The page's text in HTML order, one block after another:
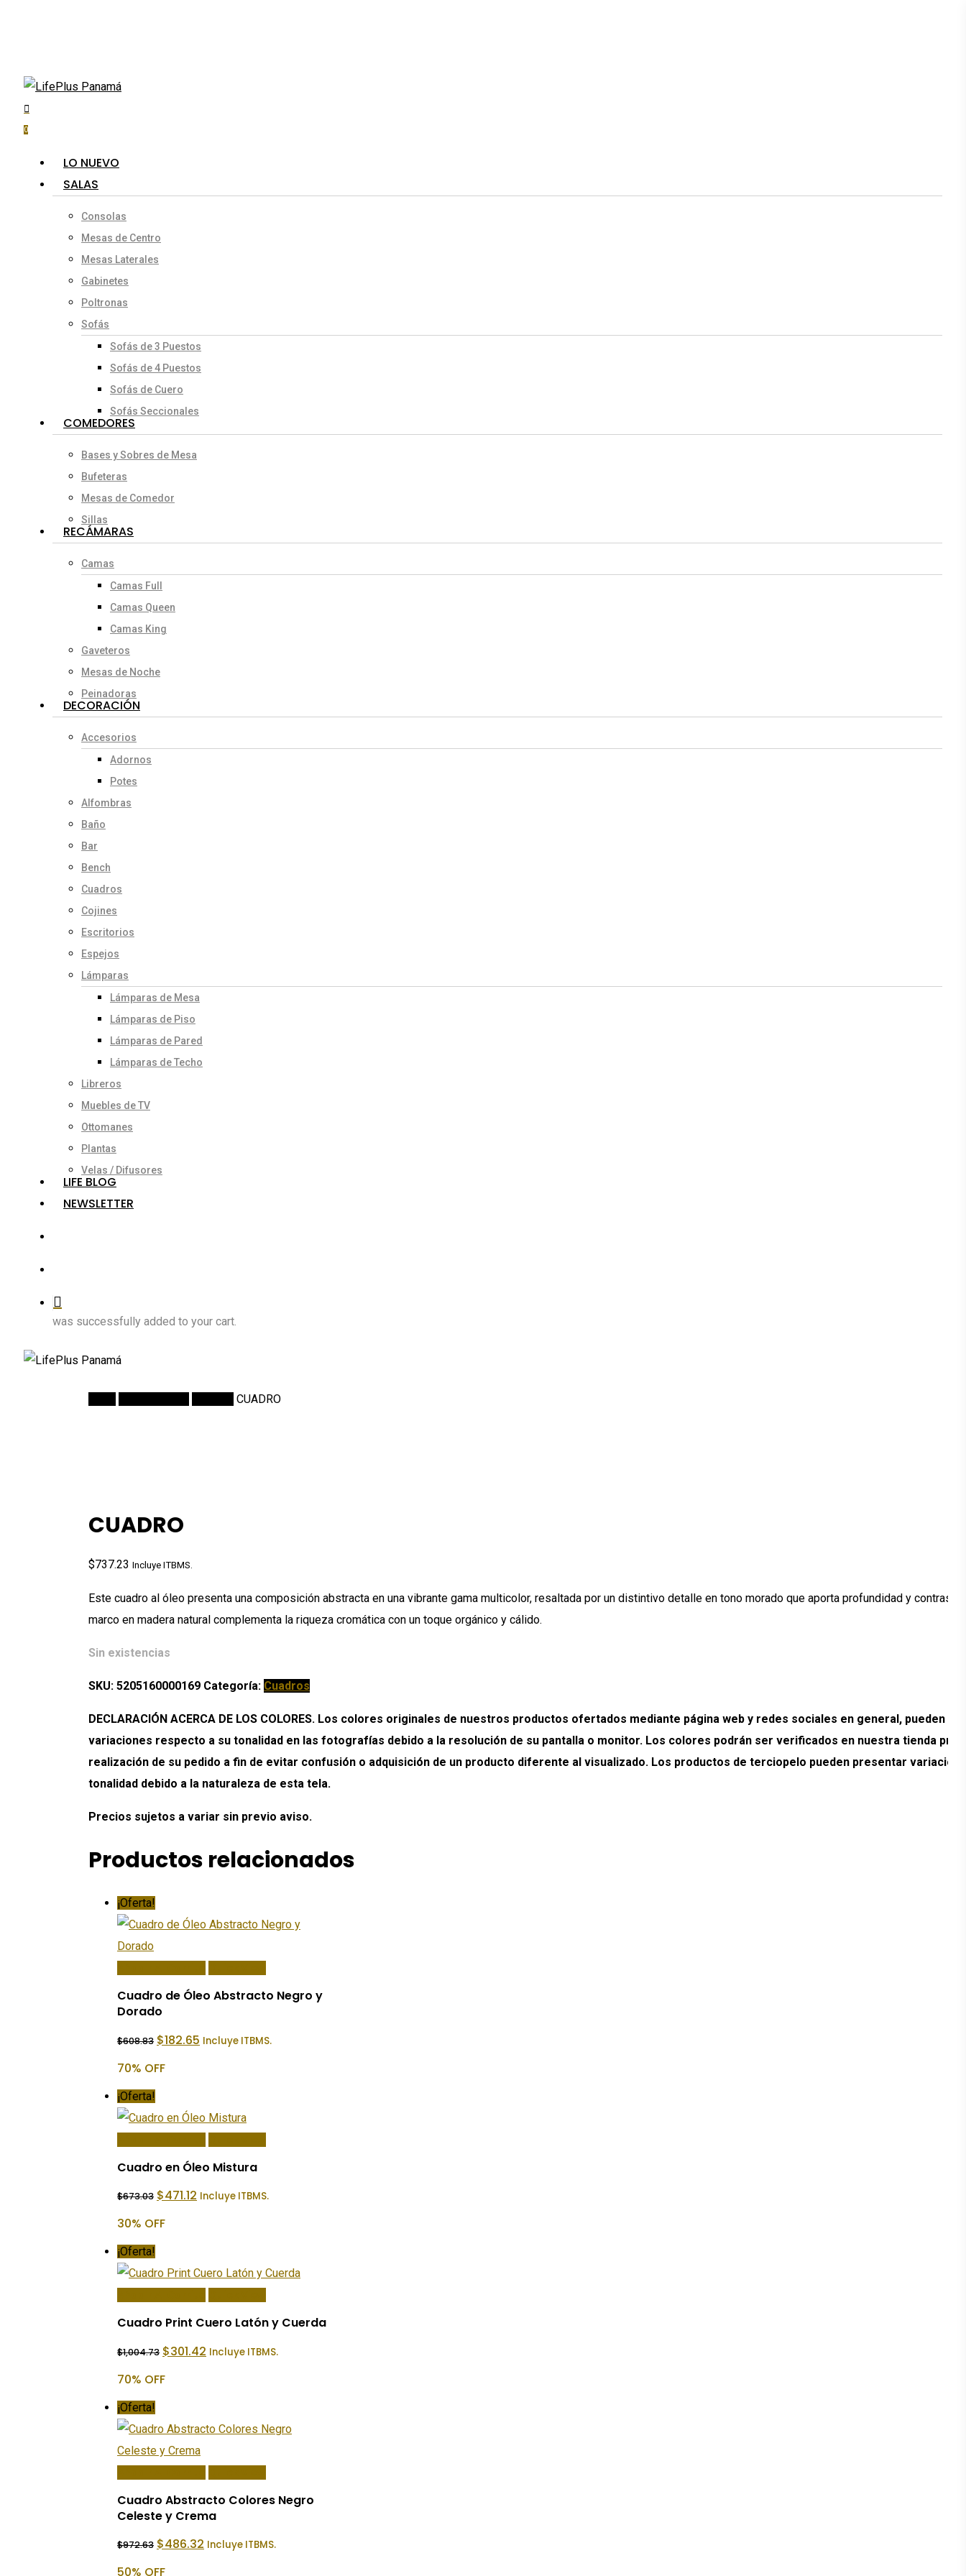
content
search
account
0
LO NUEVO
SALAS
Consolas
Mesas de Centro
Mesas Laterales
Gabinetes
Poltronas
Sofás
Sofás de 3 Puestos
Sofás de 4 Puestos
Sofás de Cuero
Sofás Seccionales
COMEDORES
Bases y Sobres de Mesa
Bufeteras
Mesas de Comedor
Sillas
RECÁMARAS
Camas
Camas Full
Camas Queen
Camas King
Gaveteros
Mesas de Noche
Peinadoras
DECORACIÓN
Accesorios
Adornos
Potes
Alfombras
Baño
Bar
Bench
Cuadros
Cojines
Escritorios
Espejos
Lámparas
Lámparas de Mesa
Lámparas de Piso
Lámparas de Pared
Lámparas de Techo
Libreros
Muebles de TV
Ottomanes
Plantas
Velas / Difusores
LIFE BLOG
NEWSLETTER
was successfully added to your cart.
CUADRO
CUADRO
$737.23 Incluye ITBMS.
Este cuadro al óleo presenta una composición abstracta en una vibrante gama multicolor, resaltada por un distintivo detalle en tono morado que aporta profundidad y contraste.
marco en madera natural complementa la riqueza cromática con un toque orgánico y cálido.
Sin existencias
SKU: 5205160000169 Categoría: Cuadros
DECLARACIÓN ACERCA DE LOS COLORES. Los colores originales de nuestros productos ofertados mediante página web y redes sociales en general, pueden
variaciones respecto a su tonalidad en las fotografías debido a la resolución de su pantalla o monitor. Los colores podrán ser verificados en nuestra tienda
realización de su pedido a fin de evitar confusión o adquisición de un producto diferente al visualizado. Los productos de terciopelo pueden presentar
tonalidad debido a la naturaleza de esta tela.
Precios sujetos a variar sin previo aviso.
Productos relacionados
¡Oferta!
Cuadro de Óleo Abstracto Negro y
Dorado
$608.83 El
precio
era:
$182.65 El
precio
Incluye ITBMS.
70% OFF
¡Oferta!
Cuadro en Óleo Mistura
$673.03 El
precio
era:
$471.12 El
precio
Incluye ITBMS.
30% OFF
¡Oferta!
Cuadro Print Cuero Latón y Cuerda
$1,004.73 El
precio
era:
$301.42 El
precio
Incluye ITBMS.
70% OFF
¡Oferta!
Cuadro Abstracto Colores Negro
Celeste y Crema
$972.63 El
precio
$486.32 El
precio
Incluye ITBMS.
50% OFF